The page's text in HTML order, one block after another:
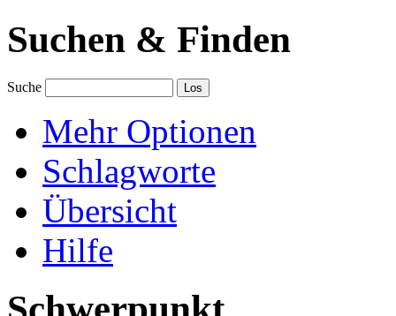
Suchen & Finden
Suche
Mehr Optionen
Schlagworte
Übersicht
Hilfe